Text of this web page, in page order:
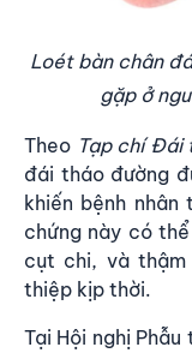
Loét bàn chân
gặp ở
Theo Tạp chí Đái
đái tháo đường
khiến bệnh
chứng này có
cụt chi, và
thiệp kịp thời.
Tại Hội nghị